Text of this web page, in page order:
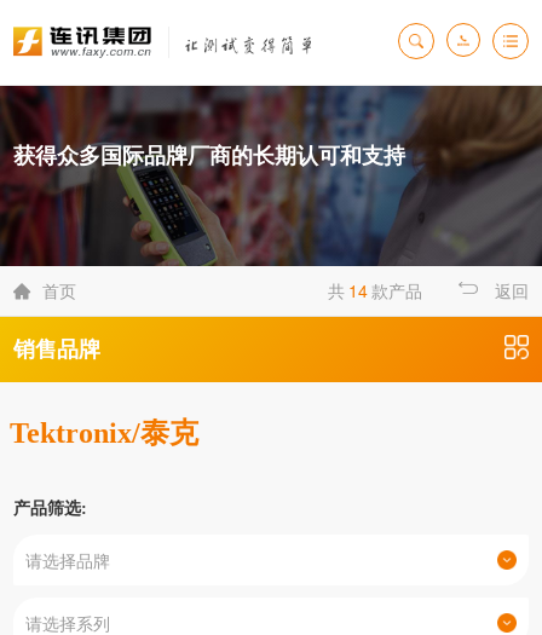
获得众多国际品牌厂商的长期认可和支持
 首页 共 14款产品 返回
销售品牌
Tektronix/泰克
产品筛选: